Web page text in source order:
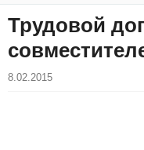
Трудовой
8.02.2015